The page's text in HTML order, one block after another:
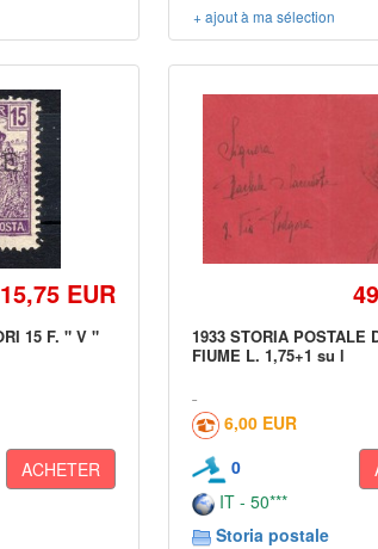
+ ajout à ma sélection
15,75 EUR
15 F. " V "
ACHETER
1933 STORIA POSTALE
FIUME L. 1,75+1 su l
6,00 EUR
0
IT - 50***
Storia postale